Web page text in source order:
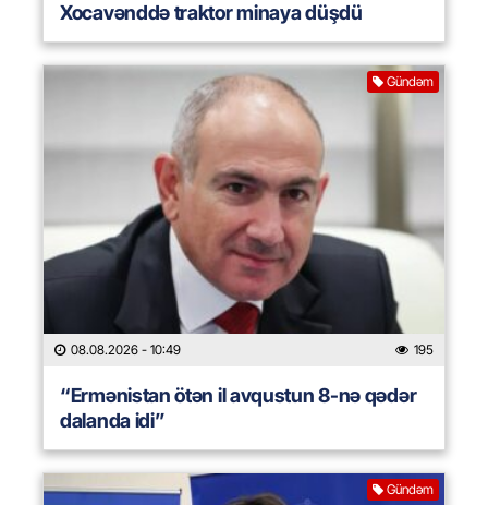
Xocavənddə traktor minaya düşdü
Gündəm
08.08.2026 - 10:49 195
“Ermənistan ötən il avqustun 8-nə qədər
dalanda idi”
Gündəm